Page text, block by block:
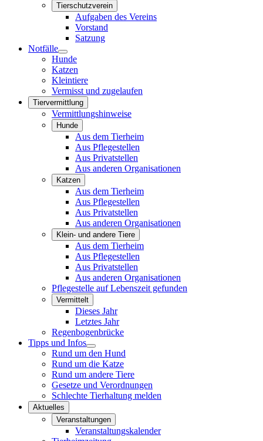
Tierschutzverein
Aufgaben des Vereins
Vorstand
Satzung
Notfälle
Hunde
Katzen
Kleintiere
Vermisst und zugelaufen
Tiervermittlung
Vermittlungshinweise
Hunde
Aus dem Tierheim
Aus Pflegestellen
Aus Privatstellen
Aus anderen Organisationen
Katzen
Aus dem Tierheim
Aus Pflegestellen
Aus Privatstellen
Aus anderen Organisationen
Klein- und andere Tiere
Aus dem Tierheim
Aus Pflegestellen
Aus Privatstellen
Aus anderen Organisationen
Pflegestelle auf Lebenszeit gefunden
Vermittelt
Dieses Jahr
Letztes Jahr
Regenbogenbrücke
Tipps und Infos
Rund um den Hund
Rund um die Katze
Rund um andere Tiere
Gesetze und Verordnungen
Schlechte Tierhaltung melden
Aktuelles
Veranstaltungen
Veranstaltungskalender